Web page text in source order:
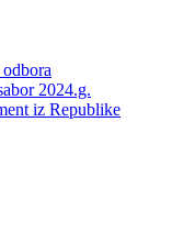
2024.g.
iz Republike